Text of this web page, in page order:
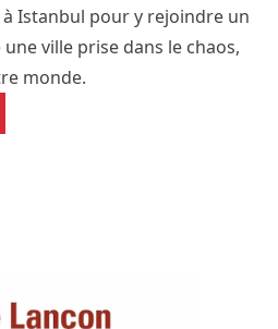
Istanbul pour y rejoindre un
ville prise dans le chaos,
monde.